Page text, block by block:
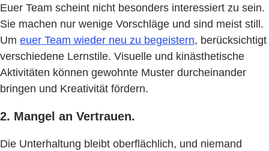
Euer Team scheint nicht besonders interessiert zu sein.
Sie machen nur wenige Vorschläge und sind meist still.
Um euer Team wieder neu zu begeistern, berücksichtigt
verschiedene Lernstile. Visuelle und kinästhetische
Aktivitäten können gewohnte Muster durcheinander
bringen und Kreativität fördern.
2. Mangel an Vertrauen.
Die Unterhaltung bleibt oberflächlich, und niemand